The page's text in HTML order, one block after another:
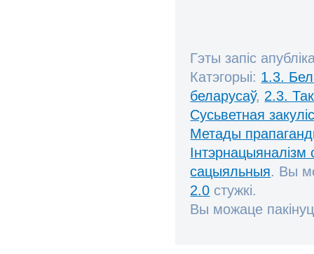
Гэты запіс
Катэгорыі: 1.3.
беларусаў, 2.3.
Сусьветная
Метады
Інтэрнацыяналізм
сацыяльныя. Вы
2.0 стужкі.
Вы можаце